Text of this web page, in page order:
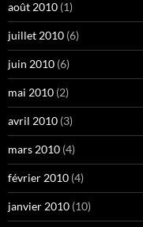
août 2010 (1)
juillet 2010 (6)
juin 2010 (6)
mai 2010 (2)
avril 2010 (3)
mars 2010 (4)
février 2010 (4)
janvier 2010 (10)